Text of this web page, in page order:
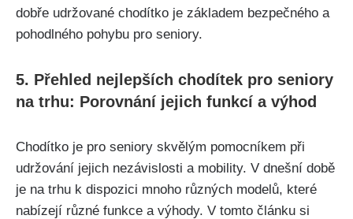
dobře udržované chodítko je​ základem bezpečného a
pohodlného pohybu pro seniory.
5. Přehled nejlepších chodítek pro seniory
na trhu: Porovnání jejich funkcí a výhod
Chodítko je pro seniory skvělým pomocníkem při
udržování jejich nezávislosti a mobility. V dnešní ​době
je na trhu‍ k dispozici mnoho různých modelů,⁣ které
nabízejí ‌různé funkce a výhody. V tomto ​článku si‍